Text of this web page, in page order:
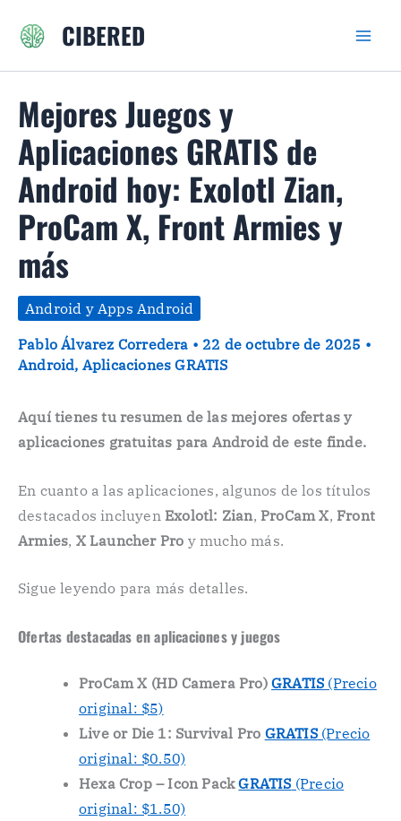
CIBERED
Mejores Juegos y
Aplicaciones GRATIS de
Android hoy: Exolotl Zian,
ProCam X, Front Armies y
más
Android y Apps Android
Pablo Álvarez Corredera • 22 de octubre de 2025 •
Android, Aplicaciones GRATIS
Aquí tienes tu resumen de las mejores ofertas y
aplicaciones gratuitas para Android de este finde.
En cuanto a las aplicaciones, algunos de los títulos
destacados incluyen Exolotl: Zian, ProCam X, Front
Armies, X Launcher Pro y mucho más.
Sigue leyendo para más detalles.
Ofertas destacadas en aplicaciones y juegos
ProCam X (HD Camera Pro) GRATIS (Precio
original: $5)
Live or Die 1: Survival Pro GRATIS(Precio
original: $0.50)
Hexa Crop – Icon Pack GRATIS (Precio
original: $1.50)